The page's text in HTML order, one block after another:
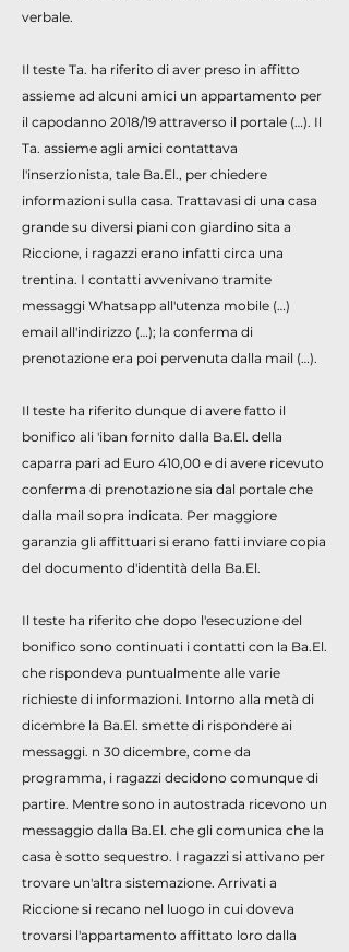
verbale.
Il teste Ta. ha riferito di aver preso in affitto
assieme ad alcuni amici un appartamento per
il capodanno 2018/19 attraverso il portale (…). Il
Ta. assieme agli amici contattava
l'inserzionista, tale Ba.El., per chiedere
informazioni sulla casa. Trattavasi di una casa
grande su diversi piani con giardino sita a
Riccione, i ragazzi erano infatti circa una
trentina. I contatti avvenivano tramite
messaggi Whatsapp all'utenza mobile (…)
email all'indirizzo (…); la conferma di
prenotazione era poi pervenuta dalla mail (…).
Il teste ha riferito dunque di avere fatto il
bonifico ali 'iban fornito dalla Ba.El. della
caparra pari ad Euro 410,00 e di avere ricevuto
conferma di prenotazione sia dal portale che
dalla mail sopra indicata. Per maggiore
garanzia gli affittuari si erano fatti inviare copia
del documento d'identità della Ba.El.
Il teste ha riferito che dopo l'esecuzione del
bonifico sono continuati i contatti con la Ba.El.
che rispondeva puntualmente alle varie
richieste di informazioni. Intorno alla metà di
dicembre la Ba.El. smette di rispondere ai
messaggi. n 30 dicembre, come da
programma, i ragazzi decidono comunque di
partire. Mentre sono in autostrada ricevono un
messaggio dalla Ba.El. che gli comunica che la
casa è sotto sequestro. I ragazzi si attivano per
trovare un'altra sistemazione. Arrivati a
Riccione si recano nel luogo in cui doveva
trovarsi l'appartamento affittato loro dalla